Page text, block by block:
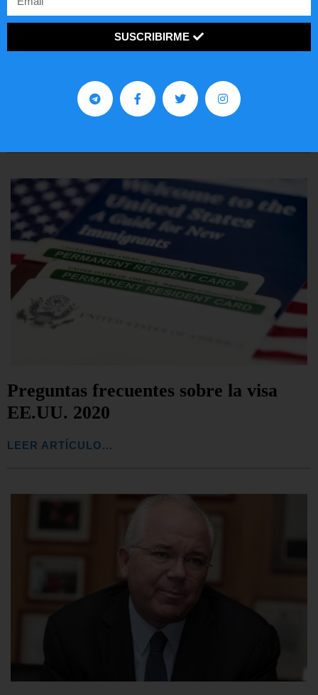
Preguntas frecuentes sobre la visa
EE.UU. 2020
LEER ARTÍCULO...
SUSCRIBIRME